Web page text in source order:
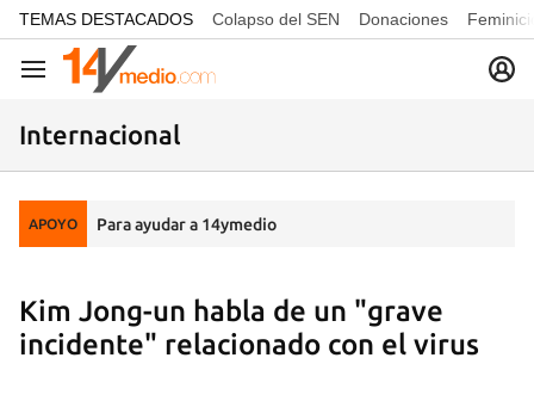
common.go-to-content
TEMAS DESTACADOS Colapso del SEN Donaciones
Navegación
Internacional
APOYO Para ayudar a 14ymedio
Kim Jong-un habla de un "grave
incidente" relacionado con el virus